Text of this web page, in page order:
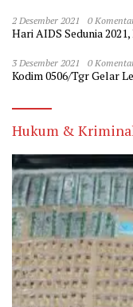
2 Desember 2021 0
Hari AIDS Sedunia
3 Desember 2021 0
Kodim 0506/Tgr Gelar
Hukum &